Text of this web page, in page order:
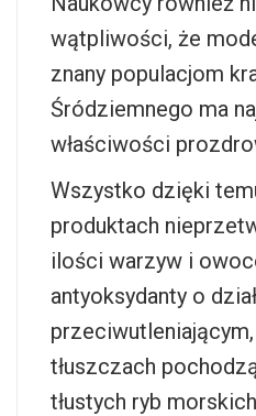
wątpliwości, że
znany populacjom
Śródziemnego ma
właściwości
Wszystko dzięki
produktach
ilości warzyw i
antyoksydanty o
tłuszczach
tłustych ryb